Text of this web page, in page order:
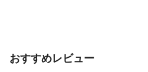
おすすめレビュー